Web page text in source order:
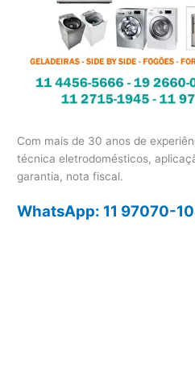
Com mais de 30 anos de
técnica eletrodomésticos,
garantia, nota fiscal.
WhatsApp: 11 97070-